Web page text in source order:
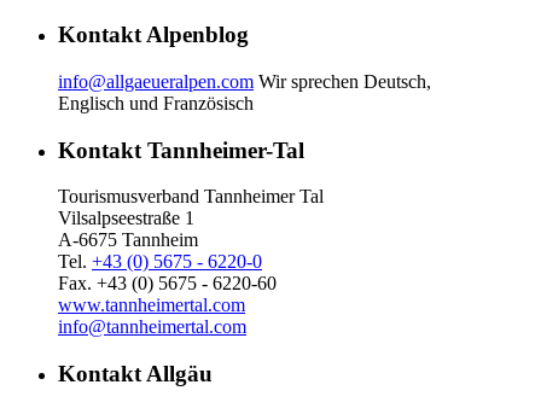
Kontakt Alpenblog
info@allgaeueralpen.com Wir sprechen Deutsch,
Englisch und Französisch
Kontakt Tannheimer-Tal
Tourismusverband Tannheimer Tal
Vilsalpseestraße 1
A-6675 Tannheim
Tel. +43 (0) 5675 - 6220-0
Fax. +43 (0) 5675 - 6220-60
www.tannheimertal.com
info@tannheimertal.com
Kontakt Allgäu